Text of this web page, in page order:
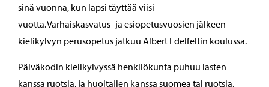
sinä vuonna, kun lapsi täyttää viisi
vuotta. Varhaiskasvatus- ja esiopetusvuosien jälkeen
kielikylvyn perusopetus jatkuu Albert Edelfeltin koulussa.
Päiväkodin kielikylvyssä henkilökunta puhuu lasten
kanssa ruotsia, ja huoltajien kanssa suomea tai ruotsia.